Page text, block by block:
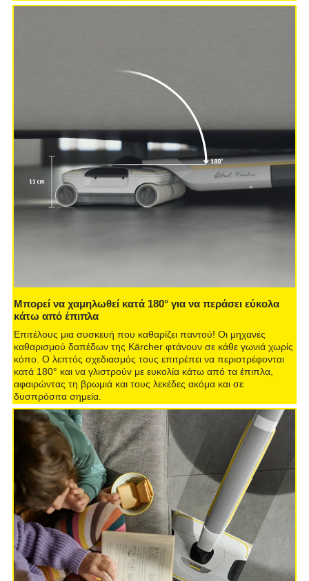
Μπορεί να χαμηλωθεί κατά 180° για να περάσει εύκολα
κάτω από έπιπλα
Επιτέλους μια συσκευή που καθαρίζει παντού! Οι μηχανές
καθαρισμού δαπέδων της Kärcher φτάνουν σε κάθε γωνιά χωρίς
κόπο. Ο λεπτός σχεδιασμός τους επιτρέπει να περιστρέφονται
κατά 180° και να γλιστρούν με ευκολία κάτω από τα έπιπλα,
αφαιρώντας τη βρωμιά και τους λεκέδες ακόμα και σε
δυσπρόσιτα σημεία.